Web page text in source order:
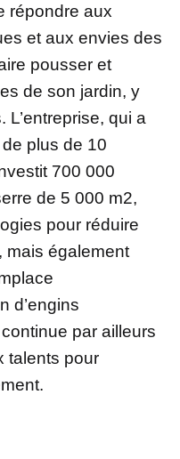
répondre aux
et aux envies des
pousser et
de son jardin, y
qui a
de plus de 10
700 000
de 5 000 m2,
pour réduire
mais également
d’engins
par ailleurs
talents pour